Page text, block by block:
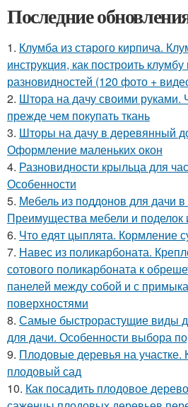
Последние
1. Клумба из старого кирпича.
инструкция, как построить
разновидностей (120 фото +
2. Штора на дачу своими руками.
прежде чем покупать ткань
3. Шторы на дачу в деревянный
Оформление маленьких окон
4. Разновидности крыльца для
Особенности
5. Мебель из поддонов для дачи в
Преимущества мебели и поделок
6. Что едят цыплята. Кормление
7. Навес из поликарбоната.
сотового поликарбоната к
панелей между собой и с
поверхностями
8. Самые быстрорастущие виды
для дачи. Особенности выбора
9. Плодовые деревья на участке.
плодовый сад
10. Как посадить плодовое